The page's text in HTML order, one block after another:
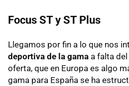
Focus ST y ST Plus
Llegamos por fin a lo que nos
deportiva de la gama a falta
oferta, que en Europa es algo
gama para España se ha